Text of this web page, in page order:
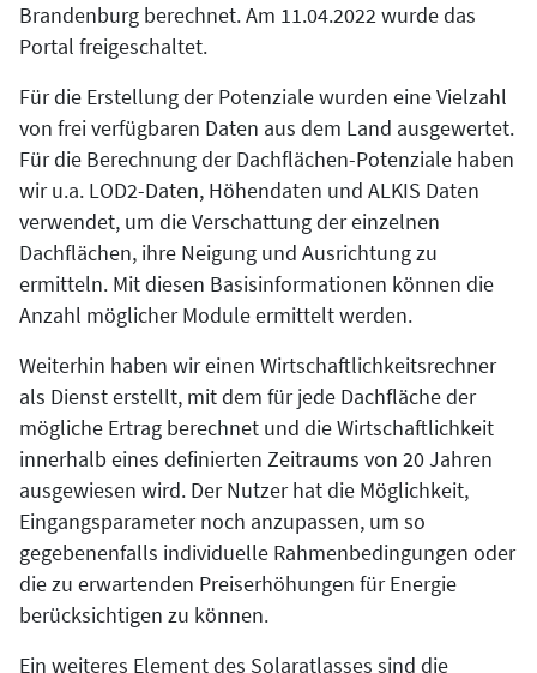
Brandenburg berechnet. Am 11.04.2022 wurde das
Portal freigeschaltet.
Für die Erstellung der Potenziale wurden eine Vielzahl
von frei verfügbaren Daten aus dem Land ausgewertet.
Für die Berechnung der Dachflächen-Potenziale haben
wir u.a. LOD2-Daten, Höhendaten und ALKIS Daten
verwendet, um die Verschattung der einzelnen
Dachflächen, ihre Neigung und Ausrichtung zu
ermitteln. Mit diesen Basisinformationen können die
Anzahl möglicher Module ermittelt werden.
Weiterhin haben wir einen Wirtschaftlichkeitsrechner
als Dienst erstellt, mit dem für jede Dachfläche der
mögliche Ertrag berechnet und die Wirtschaftlichkeit
innerhalb eines definierten Zeitraums von 20 Jahren
ausgewiesen wird. Der Nutzer hat die Möglichkeit,
Eingangsparameter noch anzupassen, um so
gegebenenfalls individuelle Rahmenbedingungen oder
die zu erwartenden Preiserhöhungen für Energie
berücksichtigen zu können.
Ein weiteres Element des Solaratlasses sind die